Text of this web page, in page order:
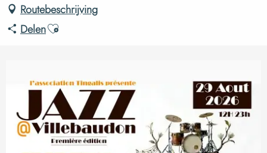
Routebeschrijving
DelenAjouter aux favoris